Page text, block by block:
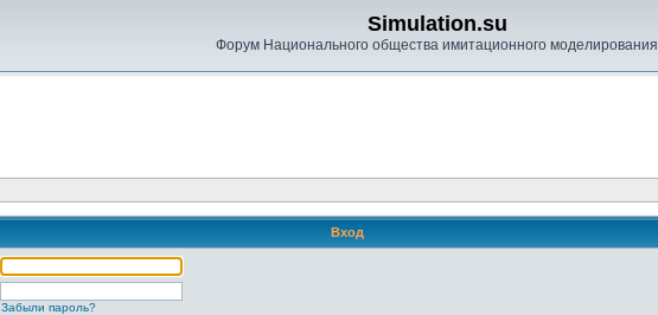
Simulation.su
Форум Национального общества имитационного моделирования
Вход
Забыли пароль?